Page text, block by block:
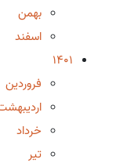
بهمن
اسفند
1401
فروردین
خرداد
تیر